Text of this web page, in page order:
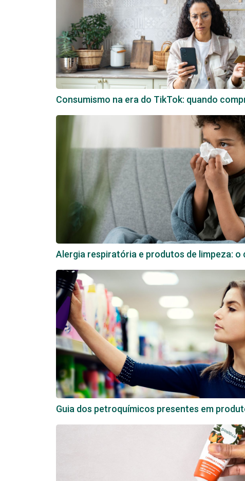
Consumismo na era do TikTok: quando
Alergia respiratória e produtos de limpeza: o
Guia dos petroquímicos presentes em